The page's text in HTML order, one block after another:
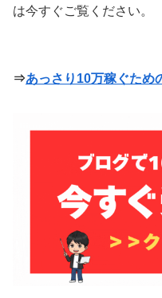
は今すぐご覧ください。
⇒あっさり10万稼ぐため